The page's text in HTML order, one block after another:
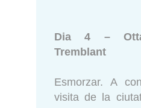
Dia 4 –
Tremblant
Esmorzar. A
visita de la